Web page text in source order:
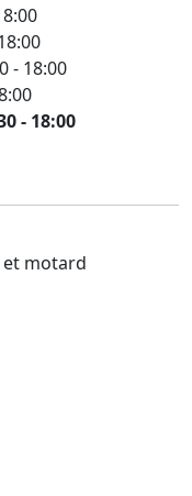
- 18:00
- 18:00
et motard